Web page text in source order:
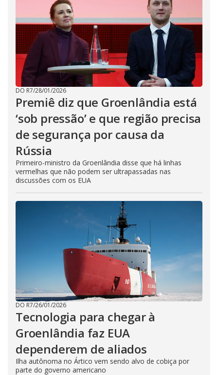
DO R7/28/01/2026
Premiê diz que Groenlândia está
‘sob pressão’ e que região precisa
de segurança por causa da
Rússia
Primeiro-ministro da Groenlândia disse que há linhas
vermelhas que não podem ser ultrapassadas nas
discussões com os EUA
DO R7/26/01/2026
Tecnologia para chegar à
Groenlândia faz EUA
dependerem de aliados
Ilha autônoma no Ártico vem sendo alvo de cobiça por
parte do governo americano